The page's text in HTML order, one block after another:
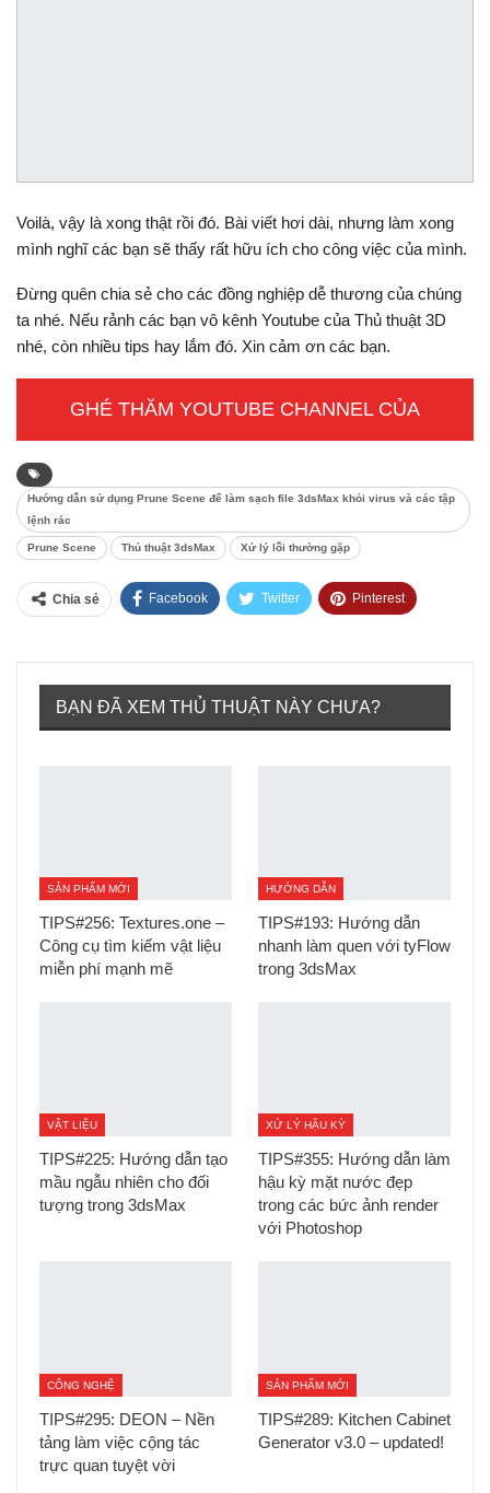
Voilà, vậy là xong thật rồi đó. Bài viết hơi dài, nhưng làm xong
mình nghĩ các bạn sẽ thấy rất hữu ích cho công việc của mình.
Đừng quên chia sẻ cho các đồng nghiệp dễ thương của chúng
ta nhé. Nếu rảnh các bạn vô kênh Youtube của Thủ thuật 3D
nhé, còn nhiều tips hay lắm đó. Xin cảm ơn các bạn.
GHÉ THĂM YOUTUBE CHANNEL CỦA
Hướng dẫn sử dụng Prune Scene để làm sạch file 3dsMax khỏi virus và các tập
lệnh rác
Prune Scene Thủ thuật 3dsMax Xử lý lỗi thường gặp
Chia sẻ Facebook Twitter Pinterest
BẠN ĐÃ XEM THỦ THUẬT NÀY CHƯA?
SẢN PHẨM MỚI
TIPS#256: Textures.one –
Công cụ tìm kiếm vật liệu
miễn phí mạnh mẽ
HƯỚNG DẪN
TIPS#193: Hướng dẫn
nhanh làm quen với tyFlow
trong 3dsMax
VẬT LIỆU
TIPS#225: Hướng dẫn tạo
mầu ngẫu nhiên cho đối
tượng trong 3dsMax
XỬ LÝ HẬU KỲ
TIPS#355: Hướng dẫn làm
hậu kỳ mặt nước đẹp
trong các bức ảnh render
với Photoshop
CÔNG NGHỆ
TIPS#295: DEON – Nền
tảng làm việc cộng tác
trực quan tuyệt vời
SẢN PHẨM MỚI
TIPS#289: Kitchen Cabinet
Generator v3.0 – updated!